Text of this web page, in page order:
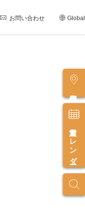
お問い合わせ Global
営業カレンダー